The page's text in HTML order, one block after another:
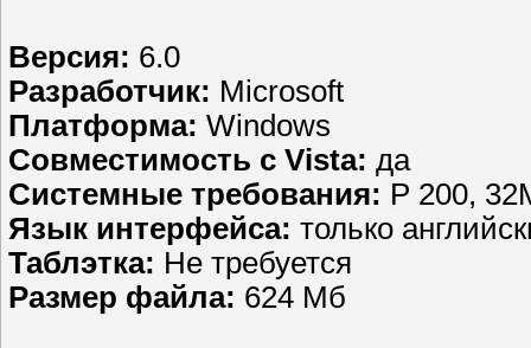
Версия: 6.0
Разработчик: Microsoft
Платформа: Windows
Совместимость с Vista: да
Системные требования: P 200,
Язык интерфейса: только
Таблэтка: Не требуется
Размер файла: 624 Мб